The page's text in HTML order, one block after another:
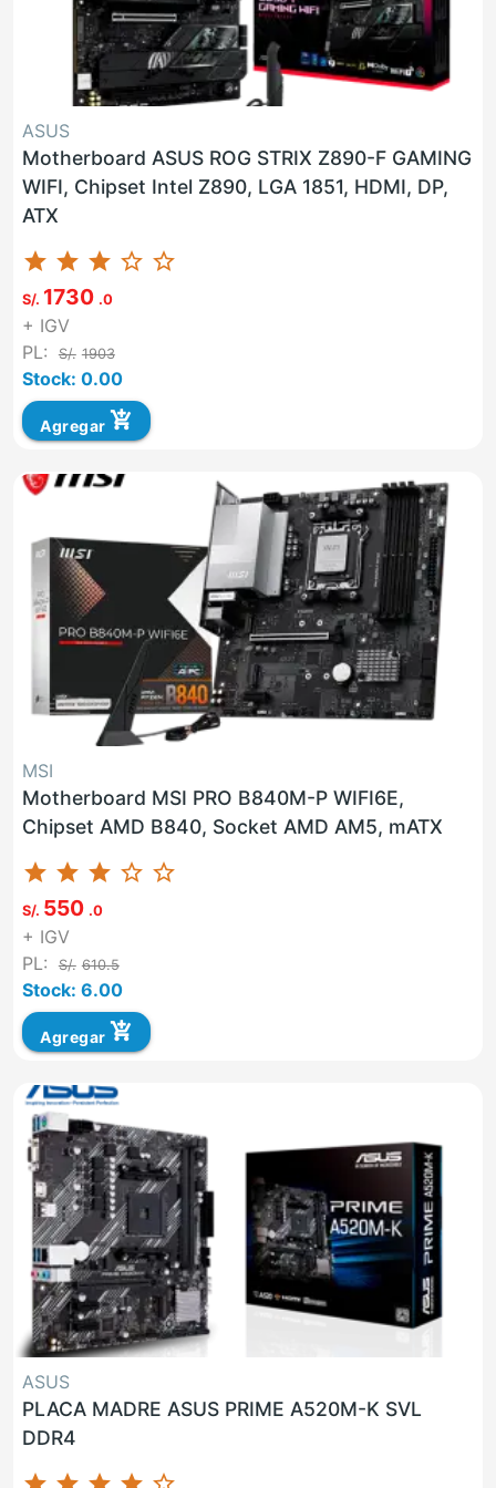
ASUS
Motherboard ASUS ROG STRIX Z890-F GAMING
WIFI, Chipset Intel Z890, LGA 1851, HDMI, DP,
ATX
star star star star_border star_border
S/. 1730 .0
+ IGV
PL:
S/. 1903
Stock: 0.00
Agregar add_shopping_cart
MSI
Motherboard MSI PRO B840M-P WIFI6E,
Chipset AMD B840, Socket AMD AM5, mATX
star star star star_border star_border
S/. 550 .0
+ IGV
PL:
S/. 610.5
Stock: 6.00
Agregar add_shopping_cart
ASUS
PLACA MADRE ASUS PRIME A520M-K SVL
DDR4